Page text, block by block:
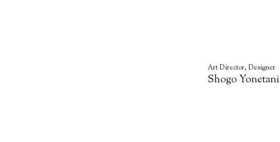
Art Director, Designer
Shogo Yonetani